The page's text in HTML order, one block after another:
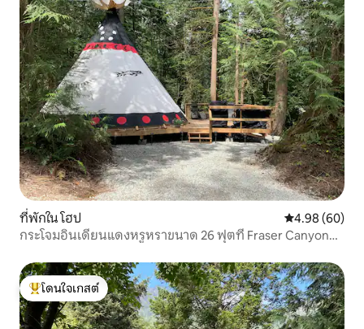
ที่พักใน โฮป คะแนนเฉลี่ย
4.98 (60)
กระโจมอินเดียนแดงหรูหราขนาด 26 ฟุตที่ Fraser Canyon
โดนใจเกสต์ที่สุด
โดนใจเกสต์